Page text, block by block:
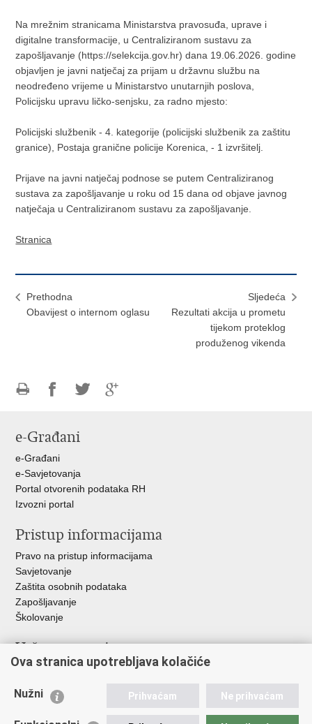
Na mrežnim stranicama Ministarstva pravosuđa, uprave i
digitalne transformacije, u Centraliziranom sustavu za
zapošljavanje (https://selekcija.gov.hr) dana 19.06.2026. godine
objavljen je javni natječaj za prijam u državnu službu na
neodređeno vrijeme u Ministarstvo unutarnjih poslova,
Policijsku upravu ličko-senjsku, za radno mjesto:
Policijski službenik - 4. kategorije (policijski službenik za zaštitu
granice), Postaja granične policije Korenica, - 1 izvršitelj.
Prijave na javni natječaj podnose se putem Centraliziranog
sustava za zapošljavanje u roku od 15 dana od objave javnog
natječaja u Centraliziranom sustavu za zapošljavanje.
Stranica
Prethodna
Obavijest o internom oglasu
Sljedeća
Rezultati akcija u prometu
tijekom proteklog
produženog vikenda
FacebookuTwitteru
e-Građani
e-Građani
e-Savjetovanja
Portal otvorenih podataka RH
Izvozni portal
Pristup informacijama
Pravo na pristup informacijama
Savjetovanje
Zaštita osobnih podataka
Zapošljavanje
Školovanje
Važne poveznice
Ministarstvo unutarnjih poslova
Udruge
Ova stranica upotrebljava kolačiće
Nužni Prihvaćam Ne prihvaćam